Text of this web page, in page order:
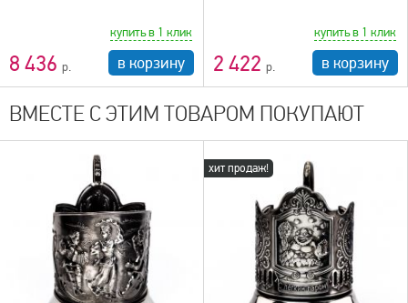
8 436
купить в 1 клик
в корзину 2 422
купить в 1 клик
в корзину
ВМЕСТЕ С ЭТИМ ТОВАРОМ ПОКУПАЮТ
хит продаж!